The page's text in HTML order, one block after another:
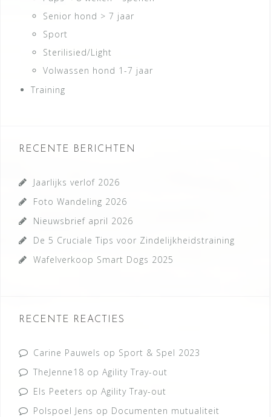
Senior hond > 7 jaar
Sport
Sterilisied/Light
Volwassen hond 1-7 jaar
Training
RECENTE BERICHTEN
Jaarlijks verlof 2026
Foto Wandeling 2026
Nieuwsbrief april 2026
De 5 Cruciale Tips voor Zindelijkheidstraining
Wafelverkoop Smart Dogs 2025
RECENTE REACTIES
Carine Pauwels op Sport & Spel 2023
TheJenne18 op Agility Tray-out
Els Peeters op Agility Tray-out
Polspoel Jens op Documenten mutualiteit